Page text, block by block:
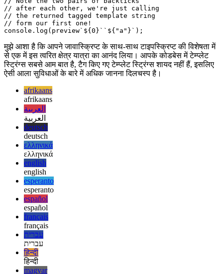
    return "what?";
}
// Note the two pairs of backticks
// after each other, we're just calling
// the returned tagged template string
// form our first one!
मुझे आशा है कि आपने जावास्क्रिप्ट के साथ-साथ टाइपस्क्रिप्ट की विशेषता में
स्ट्रिंग्स सबसे आम बात है, टैग किए गए टेम्प्लेट स्ट्रिंग्स शायद नहीं हैं, इसलिए
ऐसी आला सुविधाओं के बारे में अधिक जानना दिलचस्प है।
afrikaans
afrikaans
العربية
العربية
deutsch
deutsch
ελληνικά
ελληνικά
english
english
esperanto
esperanto
español
español
français
français
עברית
עברית